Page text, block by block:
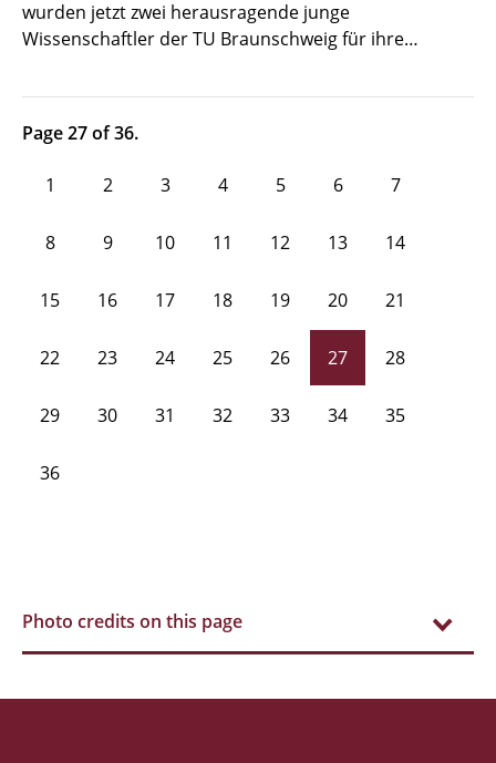
wurden jetzt zwei herausragende junge
Wissenschaftler der TU Braunschweig für ihre…
Page 27 of 36.
1 2 3 4 5 6 7
8 9 10 11 12 13 14
15 16 17 18 19 20 21
22 23 24 25 26 27 28
29 30 31 32 33 34 35
36
Photo credits on this page